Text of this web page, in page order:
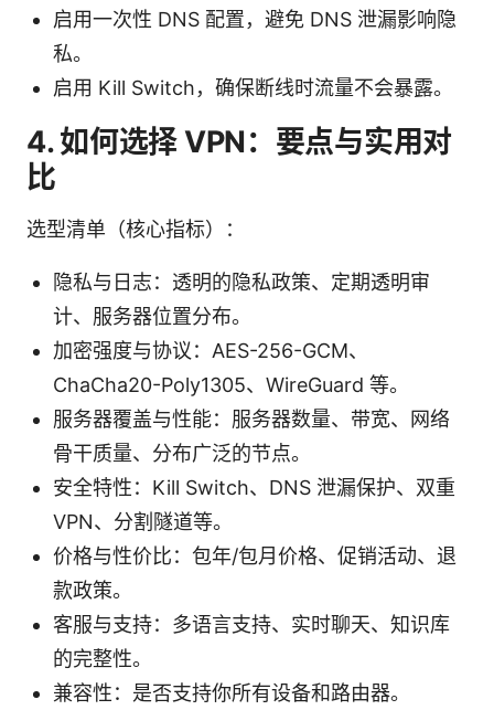
启用一次性 DNS 配置，避免 DNS 泄漏影响隐
私。
启用 Kill Switch，确保断线时流量不会暴露。
4. 如何选择 VPN：要点与实用对
比
选型清单（核心指标）：
隐私与日志：透明的隐私政策、定期透明审
计、服务器位置分布。
加密强度与协议：AES-256-GCM、
ChaCha20-Poly1305、WireGuard 等。
服务器覆盖与性能：服务器数量、带宽、网络
骨干质量、分布广泛的节点。
安全特性：Kill Switch、DNS 泄漏保护、双重
VPN、分割隧道等。
价格与性价比：包年/包月价格、促销活动、退
款政策。
客服与支持：多语言支持、实时聊天、知识库
的完整性。
兼容性：是否支持你所有设备和路由器。